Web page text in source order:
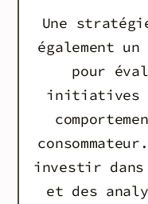
Une
également
pour
initiatives
investir dans
et des